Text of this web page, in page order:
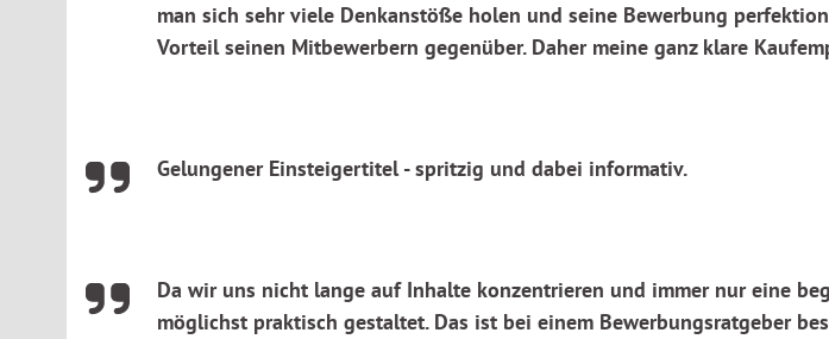
man sich sehr viele Denkanstöße holen und seine Bewerbung
Vorteil seinen Mitbewerbern gegenüber. Daher meine ganz klare
Gelungener Einsteigertitel - spritzig und dabei informativ.
Da wir uns nicht lange auf Inhalte konzentrieren und immer nur eine
möglichst praktisch gestaltet. Das ist bei einem Bewerbungsratgeber